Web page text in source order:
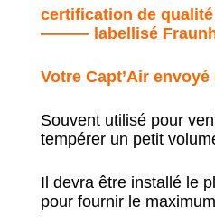
certification de
——— labellisé
Votre Capt’Air
Souvent utilisé pour
tempérer un petit
Il devra être installé le
pour fournir le